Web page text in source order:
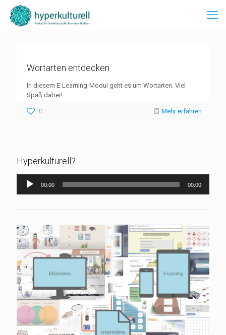
Wortarten entdecken
In diesem E-Learning-Modul geht es um Wortarten. Viel
Spaß dabei!
0 Mehr erfahren
Hyperkulturell?
Audio-
Player
00:00 00:00